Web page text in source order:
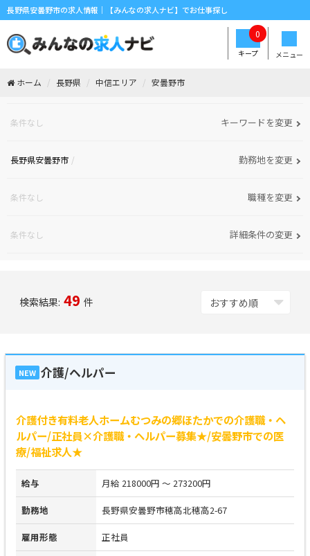
長野県安曇野市の求人情報｜【みんなの求人ナビ】でお仕事探し
メニュー
キープ
0
ホーム 長野県 中信エリア 安曇野市
条件なし キーワードを変更
長野県安曇野市 勤務地を変更
条件なし 職種を変更
条件なし 詳細条件の変更
検索結果: 49 件
NEW 介護/ヘルパー
介護付き有料老人ホームむつみの郷ほたかでの介護職・ヘ
ルパー/正社員×介護職・ヘルパー募集★/安曇野市での医
療/福祉求人★
給与 月給 218000円 ～ 273200円
勤務地 長野県安曇野市穂高北穂高2-67
雇用形態 正社員